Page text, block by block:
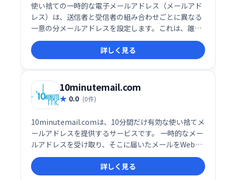
使い捨ての一時的な電子メールアドレス（メールアド
レス）は、送信者と受信者の組み合わせごとに異なる
一意の分メールアドレスを設定します。これは、誰か
が電子メールアドレスをスパムリストまたは他の悪意
のあるエンティティに販売またはリリースする可能性
があるシナリオで最も役立ちます。
詳しく見る
10minutemail.com
0.0 (0件)
10minutemail.comは、10分間だけ有効な使い捨てメ
ールアドレスを提供するサービスです。 一時的なメー
ルアドレスを受け取り、そこに届いたメールをWebペ
ージ上で確認・返信できます。 登録不要で手軽に利用
でき、スパム対策やプライバシー保護に最適です。
詳しく見る